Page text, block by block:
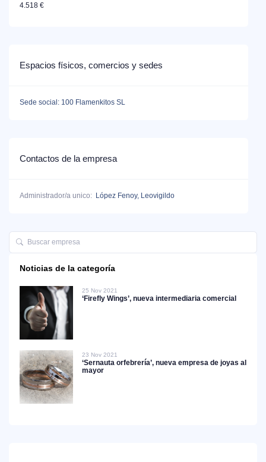
4.518 €
Espacios físicos, comercios y sedes
Sede social: 100 Flamenkitos SL
Contactos de la empresa
Administrador/a unico: López Fenoy, Leovigildo
Noticias de la categoría
25 Nov 2021
‘Firefly Wings’, nueva intermediaria comercial
23 Nov 2021
‘Sernauta orfebrería’, nueva empresa de joyas al
mayor